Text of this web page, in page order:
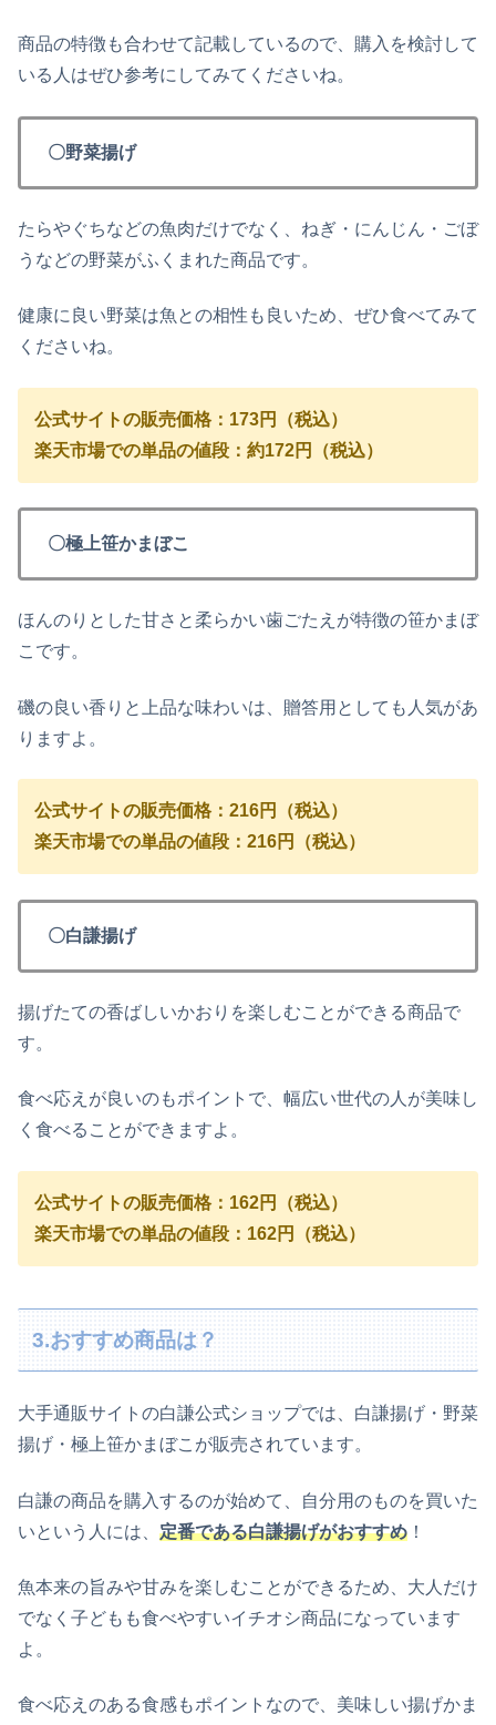
商品の特徴も合わせて記載しているので、購入を検討して
いる人はぜひ参考にしてみてくださいね。
〇野菜揚げ
たらやぐちなどの魚肉だけでなく、ねぎ・にんじん・ごぼ
うなどの野菜がふくまれた商品です。
健康に良い野菜は魚との相性も良いため、ぜひ食べてみて
くださいね。
公式サイトの販売価格：173円（税込）
楽天市場での単品の値段：約172円（税込）
〇極上笹かまぼこ
ほんのりとした甘さと柔らかい歯ごたえが特徴の笹かまぼ
こです。
磯の良い香りと上品な味わいは、贈答用としても人気があ
りますよ。
公式サイトの販売価格：216円（税込）
楽天市場での単品の値段：216円（税込）
〇白謙揚げ
揚げたての香ばしいかおりを楽しむことができる商品で
す。
食べ応えが良いのもポイントで、幅広い世代の人が美味し
く食べることができますよ。
公式サイトの販売価格：162円（税込）
楽天市場での単品の値段：162円（税込）
3.おすすめ商品は？
大手通販サイトの白謙公式ショップでは、白謙揚げ・野菜
揚げ・極上笹かまぼこが販売されています。
白謙の商品を購入するのが始めて、自分用のものを買いた
いという人には、 定番である白謙揚げがおすすめ ！
魚本来の旨みや甘みを楽しむことができるため、大人だけ
でなく子どもも食べやすいイチオシ商品になっています
よ。
食べ応えのある食感もポイントなので、美味しい揚げかま